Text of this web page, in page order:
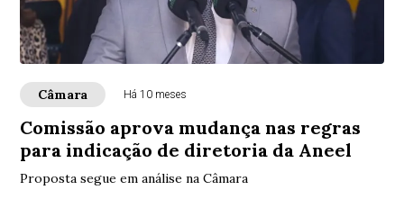
Câmara Há 10 meses
Comissão aprova mudança nas regras
para indicação de diretoria da Aneel
Proposta segue em análise na Câmara